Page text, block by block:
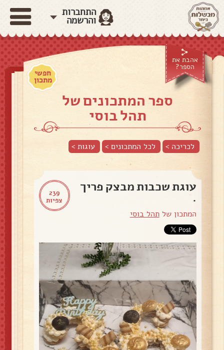
התחברות
והרשמה
אהבת את
הספר?
חפשי
מתכון
ספר המתכונים של
תהל בוסי
לכריכה > לכל המתכונים > עוגות>
239
צפיות
עוגת שכבות מבצק פריך
.
המתכון שלתהל בוסי